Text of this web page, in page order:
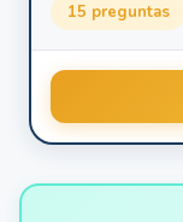
15 preguntas